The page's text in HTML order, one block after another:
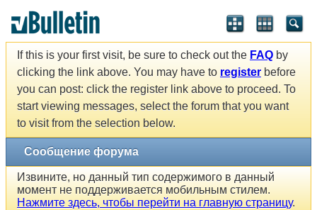
If this is your first visit, be sure to check out the FAQ by
clicking the link above. You may have to register before
you can post: click the register link above to proceed. To
start viewing messages, select the forum that you want
to visit from the selection below.
Сообщение форума
Извините, но данный тип содержимого в данный
момент не поддерживается мобильным стилем.
Нажмите здесь, чтобы перейти на главную страницу.